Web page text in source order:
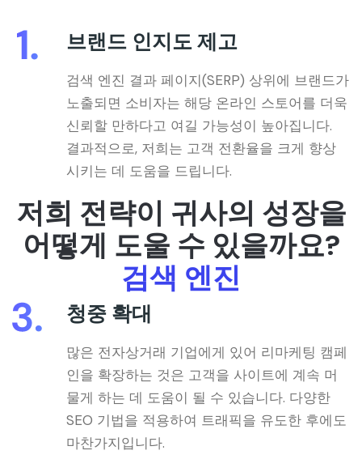
브랜드 인지도 제고
검색 엔진 결과 페이지(SERP) 상위에 브랜드가
노출되면 소비자는 해당 온라인 스토어를 더욱
신뢰할 만하다고 여길 가능성이 높아집니다.
결과적으로, 저희는 고객 전환율을 크게 향상
시키는 데 도움을 드립니다.
저희 전략이 귀사의 성장을
어떻게 도울 수 있을까요?
검색 엔진
청중 확대
많은 전자상거래 기업에게 있어 리마케팅 캠페
인을 확장하는 것은 고객을 사이트에 계속 머
물게 하는 데 도움이 될 수 있습니다. 다양한
SEO 기법을 적용하여 트래픽을 유도한 후에도
마찬가지입니다.